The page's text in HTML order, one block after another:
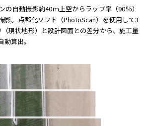
の自動撮影約40ｍ上空からラップ率（90％）
影。点郡化ソフト（PhotoScan）を使用して3
現状地形）と設計図面との差分から、施工量
動算出。